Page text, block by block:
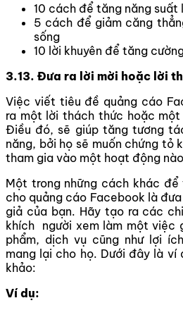
10 cách để tăng năng suất
5 cách để giảm căng
sống
10 lời khuyên để tăng
3.13. Đưa ra lời mời hoặc lời
Việc viết tiêu đề quảng cáo
ra một lời thách thức hoặc
Điều đó, sẽ giúp tăng tương
năng, bởi họ sẽ muốn chứng tỏ
tham gia vào một hoạt động
Một trong những cách khác
cho quảng cáo Facebook là
giả của bạn. Hãy tạo ra các
khích người xem làm một việc
phẩm, dịch vụ cũng như lợi
mang lại cho họ. Dưới đây là ví
khảo:
Ví dụ: